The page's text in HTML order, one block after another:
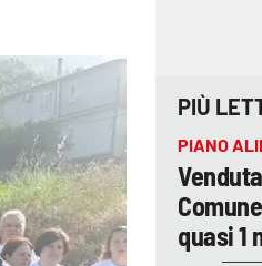
PIÙ
PIANO
quasi 1